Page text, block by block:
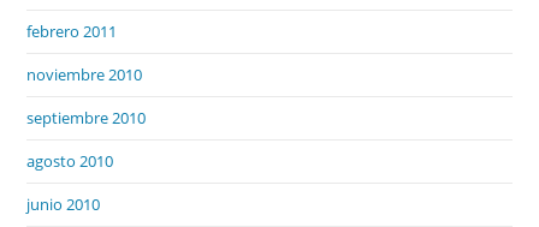
febrero 2011
noviembre 2010
septiembre 2010
agosto 2010
junio 2010